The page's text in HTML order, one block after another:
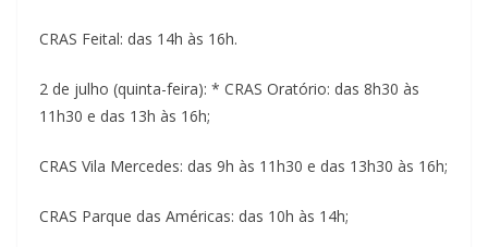
CRAS Feital: das 14h às 16h.
2 de julho (quinta-feira): * CRAS Oratório: das 8h30 às
11h30 e das 13h às 16h;
CRAS Vila Mercedes: das 9h às 11h30 e das 13h30 às 16h;
CRAS Parque das Américas: das 10h às 14h;